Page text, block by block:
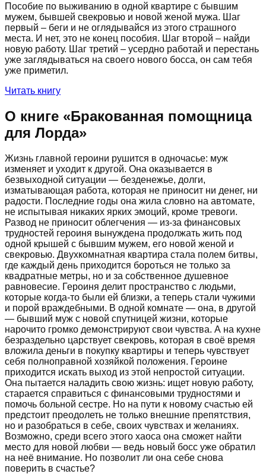
Пособие по выживанию в одной квартире с бывшим
мужем, бывшей свекровью и новой женой мужа. Шаг
первый – беги и не оглядывайся из этого страшного
места. И нет, это не конец пособия. Шаг второй – найди
новую работу. Шаг третий – усердно работай и перестань
уже заглядываться на своего нового босса, он сам тебя
уже приметил.
Читать книгу
О книге «Бракованная помощница
для Лорда»
Жизнь главной героини рушится в одночасье: муж
изменяет и уходит к другой. Она оказывается в
безвыходной ситуации — безденежье, долги,
изматывающая работа, которая не приносит ни денег, ни
радости. Последние годы она жила словно на автомате,
не испытывая никаких ярких эмоций, кроме тревоги.
Развод не приносит облегчения — из-за финансовых
трудностей героиня вынуждена продолжать жить под
одной крышей с бывшим мужем, его новой женой и
свекровью. Двухкомнатная квартира стала полем битвы,
где каждый день приходится бороться не только за
квадратные метры, но и за собственное душевное
равновесие. Героиня делит пространство с людьми,
которые когда-то были ей близки, а теперь стали чужими
и порой враждебными. В одной комнате — она, в другой
— бывший муж с новой спутницей жизни, которые
нарочито громко демонстрируют свои чувства. А на кухне
безраздельно царствует свекровь, которая в своё время
вложила деньги в покупку квартиры и теперь чувствует
себя полноправной хозяйкой положения. Героине
приходится искать выход из этой непростой ситуации.
Она пытается наладить свою жизнь: ищет новую работу,
старается справиться с финансовыми трудностями и
помочь больной сестре. Но на пути к новому счастью ей
предстоит преодолеть не только внешние препятствия,
но и разобраться в себе, своих чувствах и желаниях.
Возможно, среди всего этого хаоса она сможет найти
место для новой любви — ведь новый босс уже обратил
на неё внимание. Но позволит ли она себе снова
поверить в счастье?